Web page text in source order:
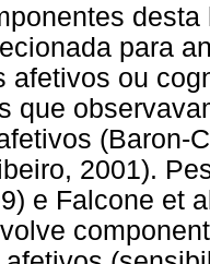
para
afetivos ou
que
(Baron-
2001).
e Falcone et